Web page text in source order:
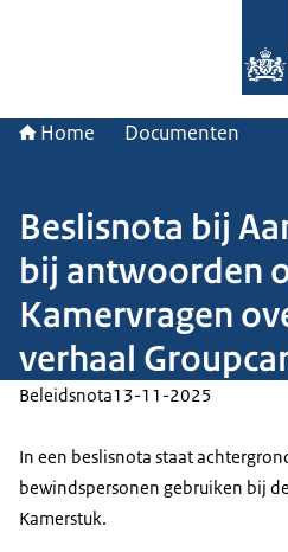
Home Documenten
Beslisnota bij
bij antwoorden
Kamervragen
verhaal
Beleidsnota13-11-2025
In een beslisnota staat
bewindspersonen gebruiken bij
Kamerstuk.